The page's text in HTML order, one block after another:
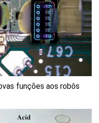
funções aos robôs